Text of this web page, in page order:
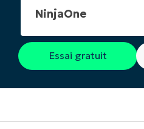
NinjaOne
Essai gratuit